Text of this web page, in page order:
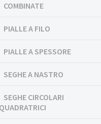
COMBINATE
PIALLE A FILO
PIALLE A SPESSORE
SEGHE A NASTRO
SEGHE CIRCOLARI